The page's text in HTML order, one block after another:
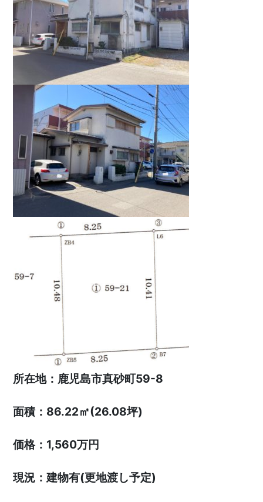
所在地：鹿児島市真砂町59-8
面積：86.22㎡(26.08坪)
価格：1,560万円
現況：建物有(更地渡し予定)